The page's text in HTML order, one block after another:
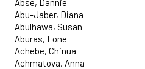
Abse, Dannie
Abu-Jaber, Diana
Abulhawa, Susan
Aburas, Lone
Achebe, Chinua
Achmatova, Anna